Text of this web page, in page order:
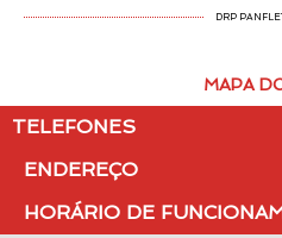
DRP
MAPA
TELEFONES
ENDEREÇO
HORÁRIO DE